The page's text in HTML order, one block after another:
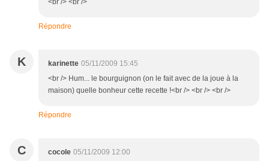
<br /> <br />
Répondre
K karinette 05/11/2009 15:45
<br /> Hum... le bourguignon (on le fait avec de la joue à la
maison) quelle bonheur cette recette !<br /> <br /> <br />
Répondre
C cocole 05/11/2009 12:00